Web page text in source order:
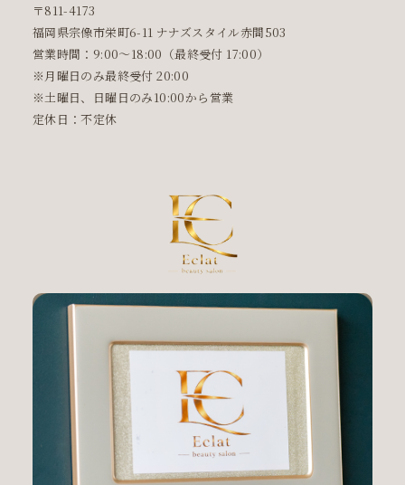
〒811-4173
福岡県宗像市栄町6-11 ナナズスタイル赤間503
営業時間：9:00〜18:00（最終受付 17:00）
※月曜日のみ最終受付 20:00
※土曜日、日曜日のみ10:00から営業
定休日：不定休